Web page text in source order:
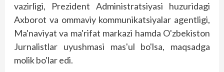
vazirligi, Prezident Administratsiyasi huzuridagi
Axborot va ommaviy kommunikatsiyalar agentligi,
Ma'naviyat va ma'rifat markazi hamda O'zbekis­ton
Jurnalistlar uyushmasi mas'ul bo'lsa, maqsadga
molik bo'lar edi.